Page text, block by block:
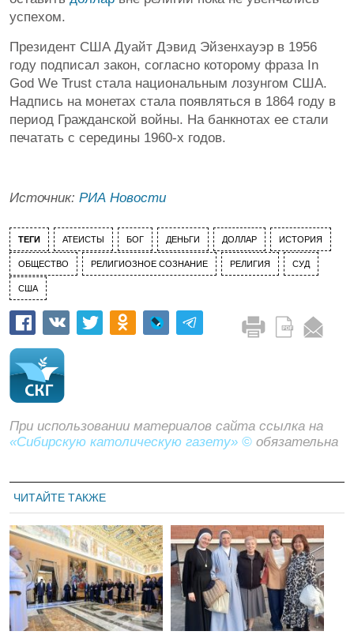
успехом.
Президент США Дуайт Дэвид Эйзенхауэр в 1956
году подписал закон, согласно которому фраза In
God We Trust стала национальным лозунгом США.
Надпись на монетах стала появляться в 1864 году в
период Гражданской войны. На банкнотах ее стали
печатать с середины 1960-х годов.
Источник: РИА Новости
ТЕГИ АТЕИСТЫ БОГ ДЕНЬГИ ДОЛЛАР ИСТОРИЯ
ОБЩЕСТВО РЕЛИГИОЗНОЕ СОЗНАНИЕ РЕЛИГИЯ СУД
США
При использовании материалов сайта ссылка на
«Сибирскую католическую газету» © обязательна
ЧИТАЙТЕ ТАКЖЕ